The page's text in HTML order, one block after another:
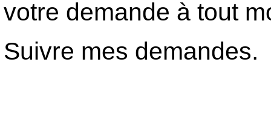
votre demande à tout
Suivre mes demandes.